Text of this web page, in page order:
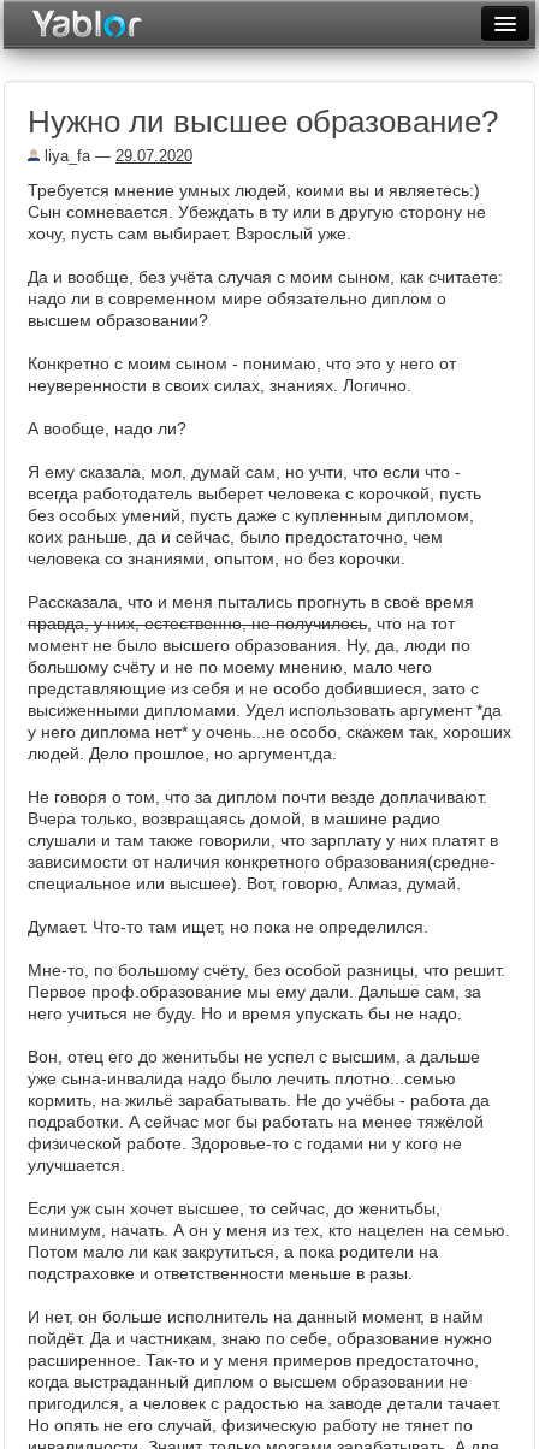
Неделя
Рейтинги
Фототоп
Видеотоп
Нужно ли высшее образование?
liya_fa— 29.07.2020
Требуется мнение умных людей, коими вы и являетесь:)
Сын сомневается. Убеждать в ту или в другую сторону не
хочу, пусть сам выбирает. Взрослый уже.
Да и вообще, без учёта случая с моим сыном, как считаете:
надо ли в современном мире обязательно диплом о
высшем образовании?
Конкретно с моим сыном - понимаю, что это у него от
неуверенности в своих силах, знаниях. Логично.
А вообще, надо ли?
Я ему сказала, мол, думай сам, но учти, что если что -
всегда работодатель выберет человека с корочкой, пусть
без особых умений, пусть даже с купленным дипломом,
коих раньше, да и сейчас, было предостаточно, чем
человека со знаниями, опытом, но без корочки.
Рассказала, что и меня пытались прогнуть в своё время
правда, у них, естественно, не получилось , что на тот
момент не было высшего образования. Ну, да, люди по
большому счёту и не по моему мнению, мало чего
представляющие из себя и не особо добившиеся, зато с
высиженными дипломами. Удел использовать аргумент *да
у него диплома нет* у очень...не особо, скажем так, хороших
людей. Дело прошлое, но аргумент,да.
Не говоря о том, что за диплом почти везде доплачивают.
Вчера только, возвращаясь домой, в машине радио
слушали и там также говорили, что зарплату у них платят в
зависимости от наличия конкретного образования(средне-
специальное или высшее). Вот, говорю, Алмаз, думай.
Думает. Что-то там ищет, но пока не определился.
Мне-то, по большому счёту, без особой разницы, что решит.
Первое проф.образование мы ему дали. Дальше сам, за
него учиться не буду. Но и время упускать бы не надо.
Вон, отец его до женитьбы не успел с высшим, а дальше
уже сына-инвалида надо было лечить плотно...семью
кормить, на жильё зарабатывать. Не до учёбы - работа да
подработки. А сейчас мог бы работать на менее тяжёлой
физической работе. Здоровье-то с годами ни у кого не
улучшается.
Если уж сын хочет высшее, то сейчас, до женитьбы,
минимум, начать. А он у меня из тех, кто нацелен на семью.
Потом мало ли как закрутиться, а пока родители на
подстраховке и ответственности меньше в разы.
И нет, он больше исполнитель на данный момент, в найм
пойдёт. Да и частникам, знаю по себе, образование нужно
расширенное. Так-то и у меня примеров предостаточно,
когда выстраданный диплом о высшем образовании не
пригодился, а человек с радостью на заводе детали тачает.
Но опять не его случай, физическую работу не тянет по